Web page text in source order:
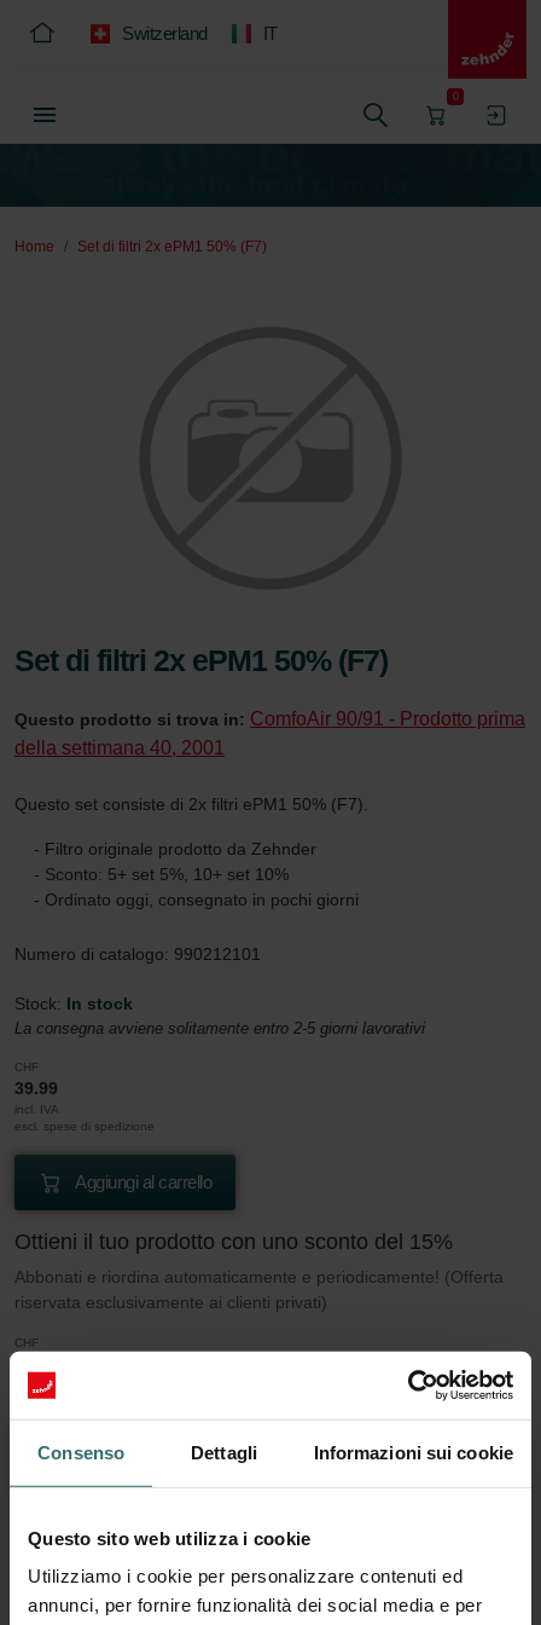
Consenso Dettagli Informazioni sui cookie
Questo sito web utilizza i cookie
Utilizziamo i cookie per personalizzare contenuti ed
annunci, per fornire funzionalità dei social media e per
Switzerland IT
0
Home Set di filtri 2x ePM1 50% (F7)
Set di filtri 2x ePM1 50% (F7)
Questo prodotto si trova in: ComfoAir 90/91 - Prodotto prima
della settimana 40, 2001
Questo set consiste di 2x filtri ePM1 50% (F7).
- Filtro originale prodotto da Zehnder
- Sconto: 5+ set 5%, 10+ set 10%
- Ordinato oggi, consegnato in pochi giorni
Numero di catalogo: 990212101
Stock: In stock
La consegna avviene solitamente entro 2-5 giorni lavorativi
CHF
39.99
incl. IVA
escl. spese di spedizione
Aggiungi al carrello
Ottieni il tuo prodotto con uno sconto del 15%
Abbonati e riordina automaticamente e periodicamente! (Offerta
riservata esclusivamente ai clienti privati)
CHF
incl. IVA
escl. spese di spedizione
Abbonati
50% (F7)